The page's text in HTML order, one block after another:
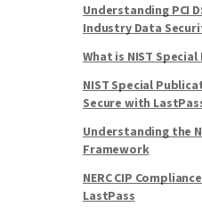
Understanding PCI
Industry Data
What is NIST
NIST Special
Secure with
Understanding the
Framework
NERC CIP
LastPass